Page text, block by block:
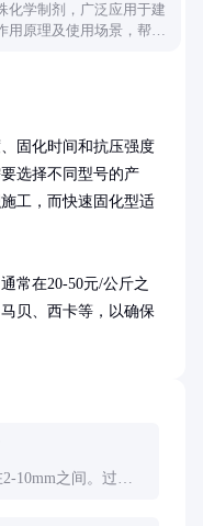
化学制剂，广泛应用于建
用原理及使用场景，帮助
固化时间和抗压强度
选择不同型号的产
工，而快速固化型适
常在20-50元/公斤之
贝、西卡等，以确保
10mm之间。过厚